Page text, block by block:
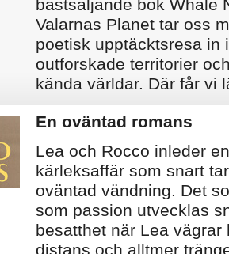
bästsäljande bok Whale
Valarnas Planet tar oss
poetisk upptäcktsresa in
outforskade territorier
kända världar. Där får vi
En oväntad romans
Lea och Rocco inleder
kärleksaffär som snart
oväntad vändning. Det
som passion utvecklas
besatthet när Lea vägrar
distans och alltmer